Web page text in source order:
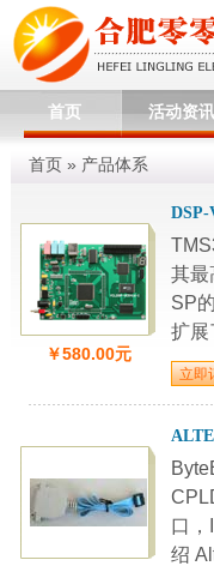
首页 活动资讯
首页» 产品体系
￥580.00元
DSP-
其最
SP
扩展
口
绍